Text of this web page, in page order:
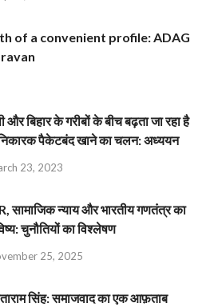
of a convenient profile: ADAG
और बिहार के गरीबों के बीच बढ़ता जा रहा है
पैकेटबंद खाने का चलन: अध्ययन
23, 2023
सामाजिक न्याय और भारतीय गणतंत्र का
चुनौतियों का विश्लेषण
25, 2025
सिंह: समाजवाद का एक आफ़ताब